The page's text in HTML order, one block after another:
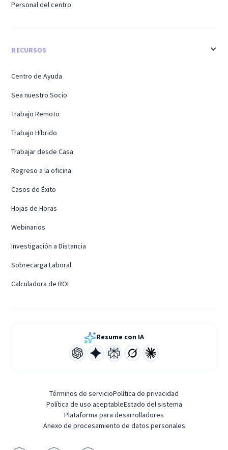
Personal del centro
RECURSOS
Centro de Ayuda
Sea nuestro Socio
Trabajo Remoto
Trabajo Híbrido
Trabajar desde Casa
Regreso a la oficina
Casos de Éxito
Hojas de Horas
Webinarios
Investigación a Distancia
Sobrecarga Laboral
Calculadora de ROI
Resume con IA
Términos de servicioPolítica de privacidad
Política de uso aceptableEstado del sistema
Plataforma para desarrolladores
Anexo de procesamiento de datos personales